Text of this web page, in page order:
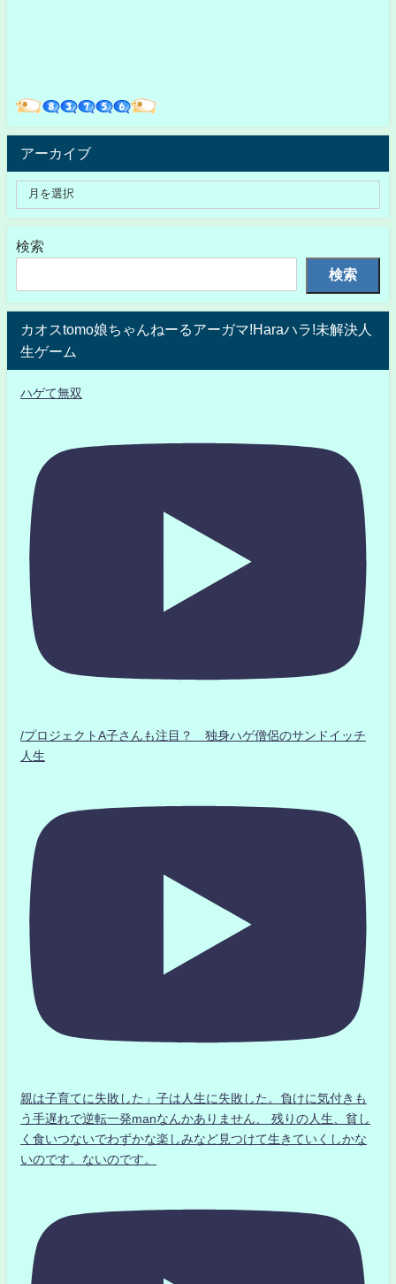
アーカイブ
検索
検索
カオスtomo娘ちゃんねーるアーガマ!Haraハラ!未解決人
生ゲーム
ハゲて無双
/プロジェクトA子さんも注目？ 独身ハゲ僧侶のサンドイッチ
人生
親は子育てに失敗した」子は人生に失敗した。負けに気付きも
う手遅れで逆転一発manなんかありません、 残りの人生、貧し
く食いつないでわずかな楽しみなど見つけて生きていくしかな
いのです。ないのです。